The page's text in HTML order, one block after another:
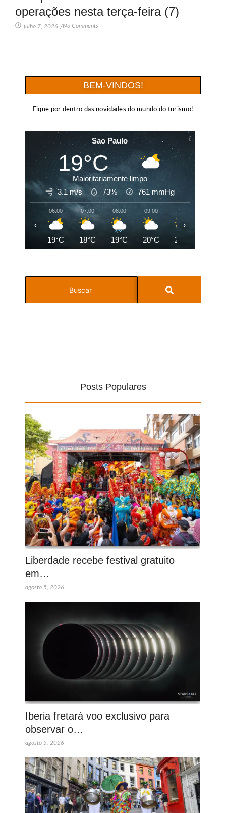
operações nesta terça-feira (7)
julho 7, 2026 /No Comments
BEM-VINDOS!
Fique por dentro das novidades do mundo do turismo!
Sao Paulo
19°C
Maioritariamente limpo
3.1 m/s
73% 761 mmHg
06:00
19°C
07:00
18°C
08:00
19°C
09:00
20°C
10:00
22°C
‹ ›
Posts Populares
Liberdade recebe festival gratuito
em…
agosto 5, 2026
Iberia fretará voo exclusivo para
observar o…
agosto 5, 2026